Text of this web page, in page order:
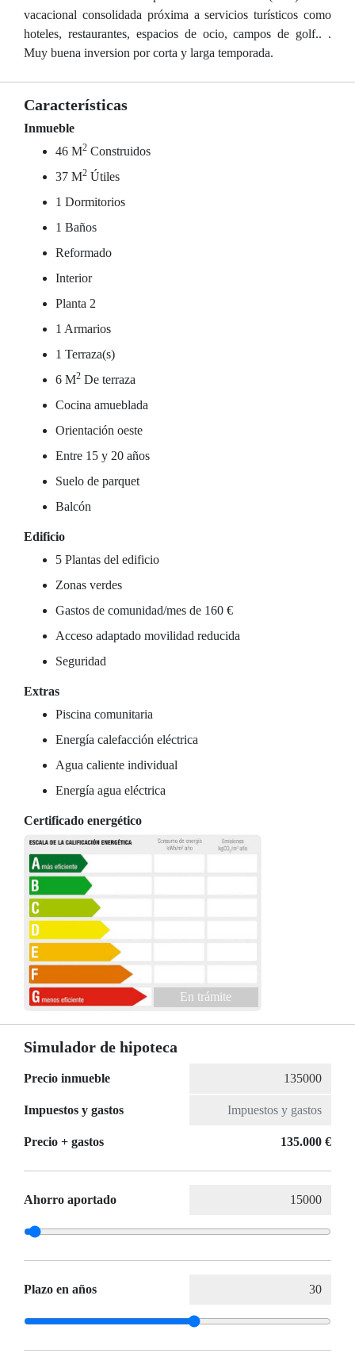
vacacional consolidada próxima a servicios turísticos como
hoteles, restaurantes, espacios de ocio, campos de golf.. .
Muy buena inversion por corta y larga temporada.
Características
Inmueble
46 M2 Construidos
37 M2 Útiles
1 Dormitorios
1 Baños
Reformado
Interior
Planta 2
1 Armarios
1 Terraza(s)
6 M2 De terraza
Cocina amueblada
Orientación oeste
Entre 15 y 20 años
Suelo de parquet
Balcón
Edificio
5 Plantas del edificio
Zonas verdes
Gastos de comunidad/mes de 160 €
Acceso adaptado movilidad reducida
Seguridad
Extras
Piscina comunitaria
Energía calefacción eléctrica
Agua caliente individual
Energía agua eléctrica
Certificado energético
En trámite
Simulador de hipoteca
Precio inmueble
Impuestos y gastos
Precio + gastos 135.000 €
Ahorro aportado
Plazo en años